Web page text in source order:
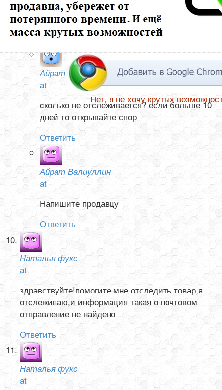
ни в Китае, не а России. Посылка от 13 ноября. Как
узнать она отправлена или нет?
Ответить
Айрат Валиуллин
at
cколько не отслеживается? если больше 10
дней то открывайте спор
Ответить
Айрат Валиуллин
at
Напишите продавцу
Ответить
Наталья фукс
at
здравствуйте!помогите мне отследить товар,я
отслеживаю,и информация такая о почтовом
отправление не найдено
Ответить
Наталья фукс
at
Нет, я не хочу крутых